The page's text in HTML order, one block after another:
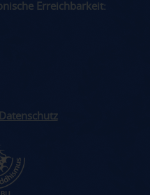
Erreichbarkeit:
Datenschutz